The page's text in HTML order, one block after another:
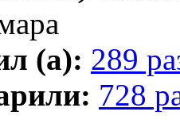
(а): 289
728